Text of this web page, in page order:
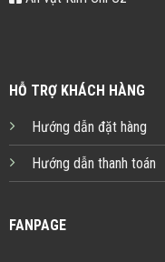
HỖ TRỢ KHÁCH HÀNG
Hướng dẫn đặt hàng
Hướng dẫn thanh toán
FANPAGE